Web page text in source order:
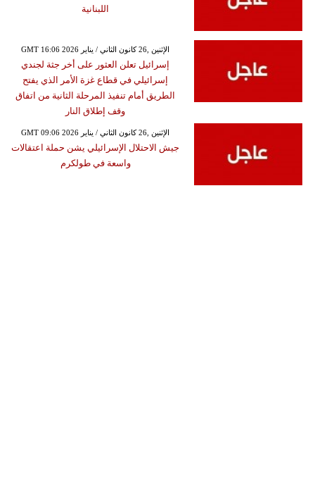
اللبنانية
GMT 16:06 2026 الإثنين ,26 كانون الثاني / يناير
إسرائيل تعلن العثور على أخر جثة لجندي
إسرائيلي في قطاع غزة الأمر الذي يفتح
الطريق أمام تنفيذ المرحلة الثانية من اتفاق
وقف إطلاق النار
GMT 09:06 2026 الإثنين ,26 كانون الثاني / يناير
جيش الاحتلال الإسرائيلي يشن حملة اعتقالات
واسعة في طولكرم